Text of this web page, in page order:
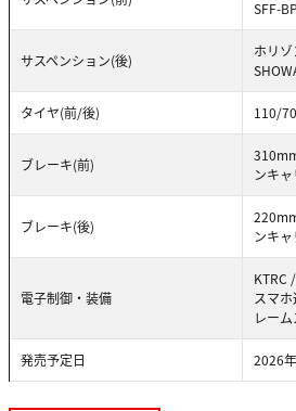
SFF-BP
サスペンション(後)
ホリ
タイヤ(前/後) 110/
ブレーキ(前)
ンキ
ブレーキ(後)
ンキ
電子制御・装備
KTRC
スマ
レー
発売予定日 2026